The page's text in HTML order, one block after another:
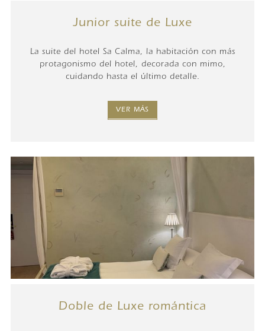
Junior suite de Luxe
La suite del hotel Sa Calma, la habitación con más
protagonismo del hotel, decorada con mimo,
cuidando hasta el último detalle.
VER MÁS
Doble de Luxe romántica